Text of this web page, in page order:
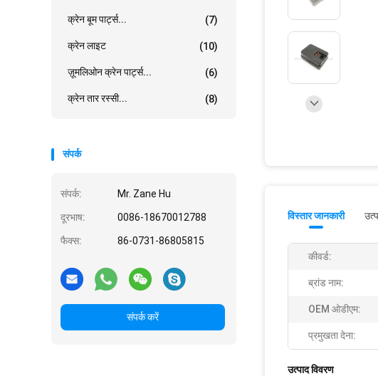
क्रेन बूम पार्ट्स... (7)
क्रेन लाइट (10)
ज़ूमलिओन क्रेन पार्ट्स... (6)
क्रेन तार रस्सी... (8)
संपर्क
संपर्क: Mr. Zane Hu
दूरभाष: 0086-18670012788
फैक्स: 86-0731-86805815
संपर्क करें
विस्तार जानकारी
कीवर्ड:
ब्रांड नाम:
OEM ओडीएम:
प्रमुखता देना:
उत्पाद विवरण